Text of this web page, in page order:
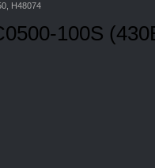
H48074
100S